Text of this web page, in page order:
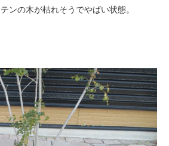
ンの木が枯れそうでやばい状態。